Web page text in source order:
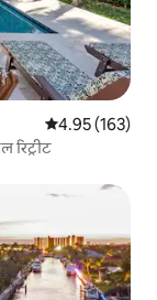
औसत रेटिंग 5 में से
4.95 (163)